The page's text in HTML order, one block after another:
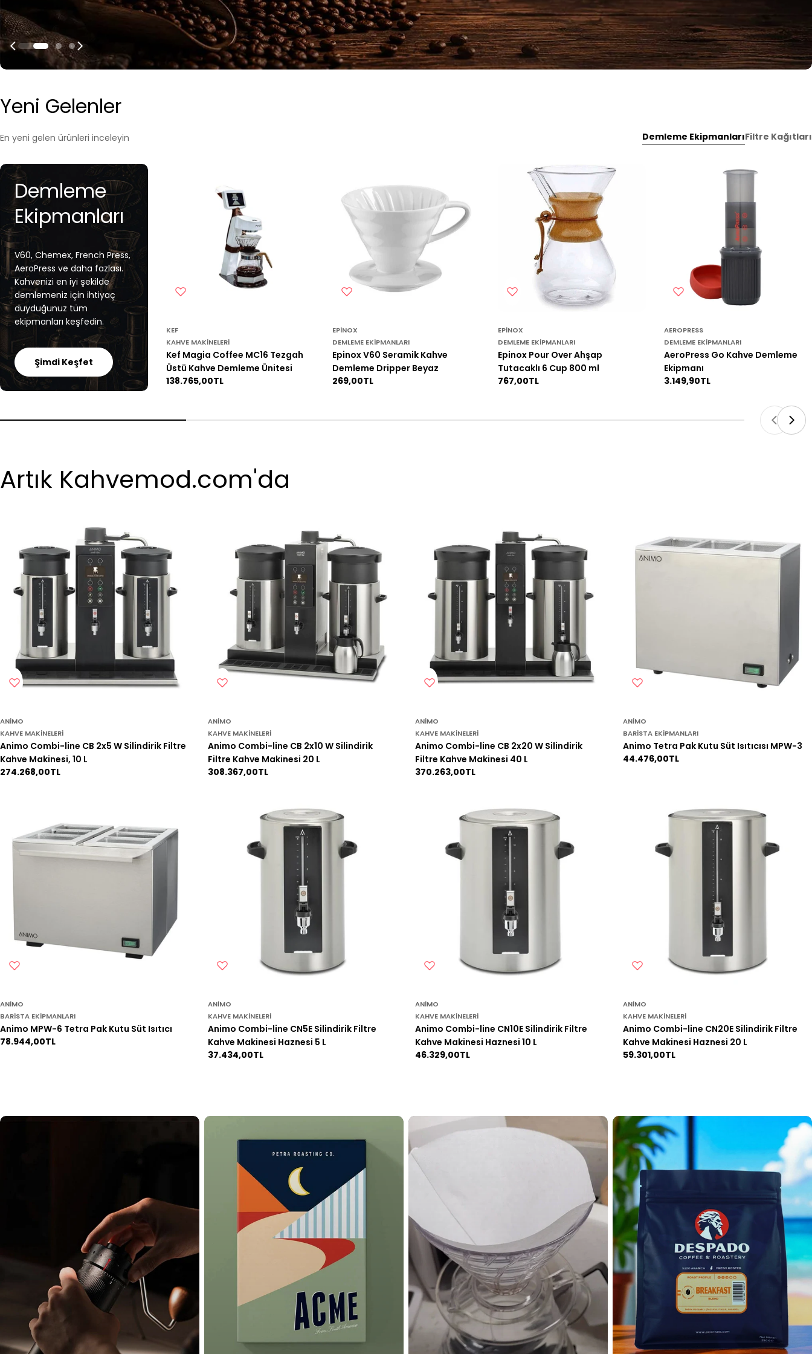
Yeni Gelenler
En yeni gelen ürünleri inceleyin Demleme EkipmanlarıFiltre Kağıtları
Demleme
Ekipmanları
V60, Chemex, French Press,
AeroPress ve daha fazlası.
Kahvenizi en iyi şekilde
demlemeniz için ihtiyaç
duyduğunuz tüm
ekipmanları keşfedin.
Şimdi Keşfet
KEF
KAHVE MAKINELERI
Kef Magia Coffee MC16 Tezgah
Üstü Kahve Demleme Ünitesi
Normal
138.765,00TL
EPINOX
DEMLEME EKIPMANLARI
Epinox V60 Seramik Kahve
Demleme Dripper Beyaz
Normal
269,00TL
EPINOX
DEMLEME EKIPMANLARI
Epinox Pour Over Ahşap
Tutacaklı 6 Cup 800 ml
Normal
767,00TL
AEROPRESS
DEMLEME EKIPMANLARI
AeroPress Go Kahve Demleme
Ekipmanı
Normal
3.149,90TL
Artık Kahvemod.com'da
ANIMO
KAHVE MAKINELERI
Animo Combi-line CB 2x5 W Silindirik Filtre
Kahve Makinesi, 10 L
Normal
274.268,00TL
ANIMO
KAHVE MAKINELERI
Animo Combi-line CB 2x10 W Silindirik
Filtre Kahve Makinesi 20 L
Normal
308.367,00TL
ANIMO
KAHVE MAKINELERI
Animo Combi-line CB 2x20 W Silindirik
Filtre Kahve Makinesi 40 L
Normal
370.263,00TL
ANIMO
BARISTA EKIPMANLARI
Animo Tetra Pak Kutu Süt Isıtıcısı MPW-3
Normal
44.476,00TL
ANIMO
BARISTA EKIPMANLARI
Animo MPW-6 Tetra Pak Kutu Süt Isıtıcı
Normal
78.944,00TL
ANIMO
KAHVE MAKINELERI
Animo Combi-line CN5E Silindirik Filtre
Kahve Makinesi Haznesi 5 L
Normal
37.434,00TL
ANIMO
KAHVE MAKINELERI
Animo Combi-line CN10E Silindirik Filtre
Kahve Makinesi Haznesi 10 L
Normal
46.329,00TL
ANIMO
KAHVE MAKINELERI
Animo Combi-line CN20E Silindirik Filtre
Kahve Makinesi Haznesi 20 L
Normal
59.301,00TL